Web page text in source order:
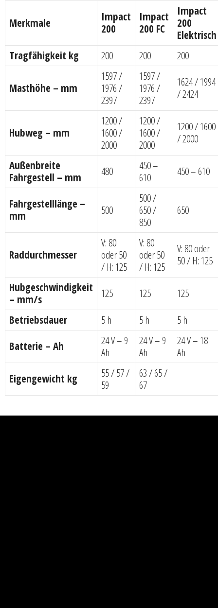
Merkmale
Impact
200
Impact
200 FC
Impact
200
Elektrisch
Tragfähigkeit kg
200 200 200
Masthöhe – mm
1597 /
1976 /
2397
1597 /
1976 /
2397
1624 / 1994
/ 2424
Hubweg – mm
1200 /
1600 /
2000
1200 /
1600 /
2000
1200 / 1600
/ 2000
Außenbreite
Fahrgestell – mm
480
450 –
610
450 – 610
Fahrgestelllänge –
mm
500
500 /
650 /
850
650
Raddurchmesser
V: 80
oder 50
/ H: 125
V: 80
oder 50
/ H: 125
V: 80 oder
50 / H: 125
Hubgeschwindigkeit
– mm/s
125 125
125
Betriebsdauer
5 h 5 h
5 h
Batterie – Ah
24 V – 9
Ah
24 V – 9
Ah
24 V – 18
Ah
Eigengewicht kg
55 / 57 /
59
63 / 65 /
67